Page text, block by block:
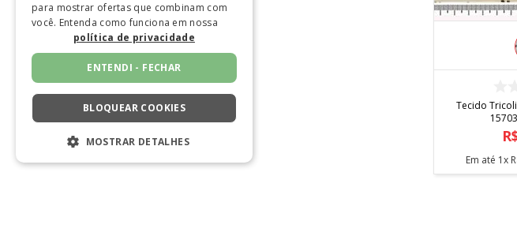
Tecido
Em até 1x
para mostrar ofertas que combinam com
você. Entenda como funciona em nossa
política de privacidade
ENTENDI - FECHAR
BLOQUEAR COOKIES
MOSTRAR DETALHES
ESTRITAMENTE NECESSÁRIOS